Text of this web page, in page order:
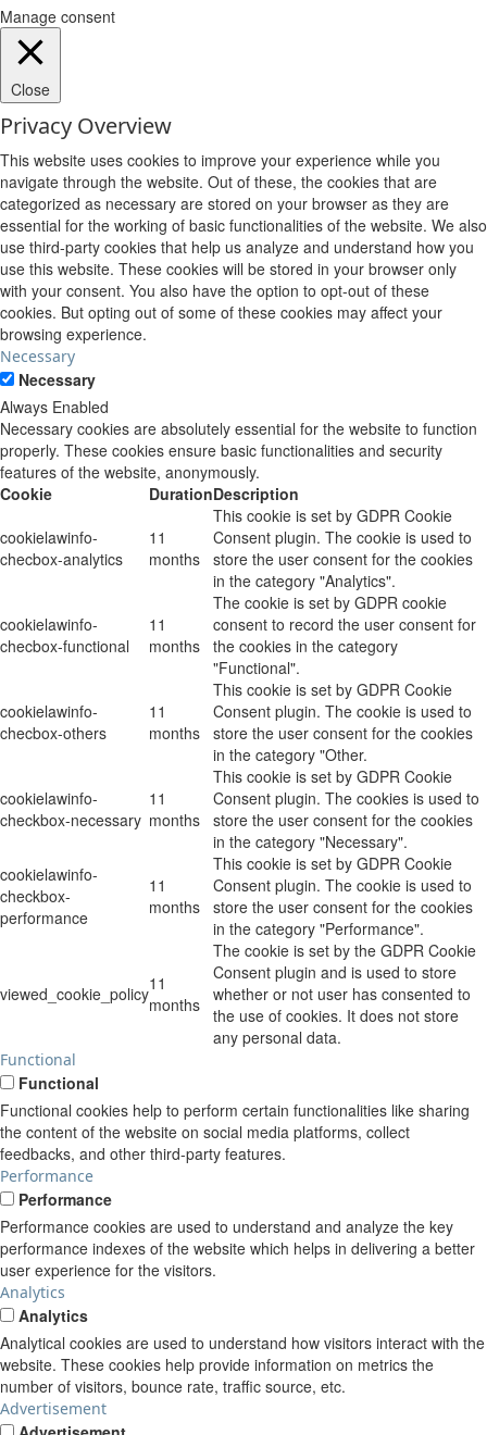
Manage consent
Close
Privacy Overview
This website uses cookies to improve your experience while you
navigate through the website. Out of these, the cookies that are
categorized as necessary are stored on your browser as they are
essential for the working of basic functionalities of the website. We also
use third-party cookies that help us analyze and understand how you
use this website. These cookies will be stored in your browser only
with your consent. You also have the option to opt-out of these
cookies. But opting out of some of these cookies may affect your
browsing experience.
Necessary
Necessary
Always Enabled
Necessary cookies are absolutely essential for the website to function
properly. These cookies ensure basic functionalities and security
features of the website, anonymously.
Cookie
DurationDescription
cookielawinfo-
checbox-analytics
11
months
This cookie is set by GDPR Cookie
Consent plugin. The cookie is used to
store the user consent for the cookies
in the category "Analytics".
cookielawinfo-
checbox-functional
11
months
The cookie is set by GDPR cookie
consent to record the user consent for
the cookies in the category
"Functional".
cookielawinfo-
checbox-others
11
months
This cookie is set by GDPR Cookie
Consent plugin. The cookie is used to
store the user consent for the cookies
in the category "Other.
cookielawinfo-
checkbox-necessary
11
months
This cookie is set by GDPR Cookie
Consent plugin. The cookies is used to
store the user consent for the cookies
in the category "Necessary".
cookielawinfo-
checkbox-
performance
11
months
This cookie is set by GDPR Cookie
Consent plugin. The cookie is used to
store the user consent for the cookies
in the category "Performance".
viewed_cookie_policy11
months
The cookie is set by the GDPR Cookie
Consent plugin and is used to store
whether or not user has consented to
the use of cookies. It does not store
any personal data.
Functional
Functional
Functional cookies help to perform certain functionalities like sharing
the content of the website on social media platforms, collect
feedbacks, and other third-party features.
Performance
Performance
Performance cookies are used to understand and analyze the key
performance indexes of the website which helps in delivering a better
user experience for the visitors.
Analytics
Analytics
Analytical cookies are used to understand how visitors interact with the
website. These cookies help provide information on metrics the
number of visitors, bounce rate, traffic source, etc.
Advertisement